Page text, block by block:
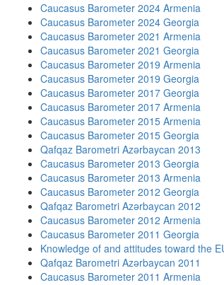
Caucasus Barometer 2024 Armenia
Caucasus Barometer 2024 Georgia
Caucasus Barometer 2021 Armenia
Caucasus Barometer 2021 Georgia
Caucasus Barometer 2019 Armenia
Caucasus Barometer 2019 Georgia
Caucasus Barometer 2017 Georgia
Caucasus Barometer 2017 Armenia
Caucasus Barometer 2015 Armenia
Caucasus Barometer 2015 Georgia
Qafqaz Barometri Azərbaycan 2013
Caucasus Barometer 2013 Georgia
Caucasus Barometer 2013 Armenia
Caucasus Barometer 2012 Georgia
Qafqaz Barometri Azərbaycan 2012
Caucasus Barometer 2012 Armenia
Caucasus Barometer 2011 Georgia
Knowledge of and attitudes toward the
Qafqaz Barometri Azərbaycan 2011
Caucasus Barometer 2011 Armenia